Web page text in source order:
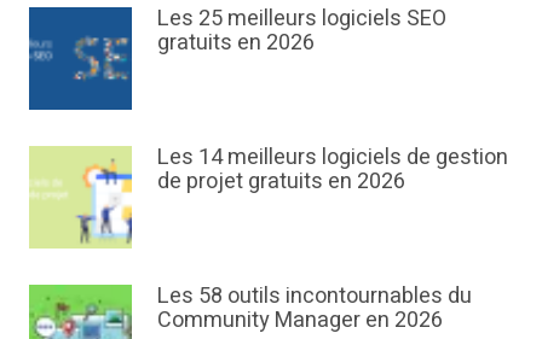
Les 25 meilleurs logiciels SEO
gratuits en 2026
Les 14 meilleurs logiciels de gestion
de projet gratuits en 2026
Les 58 outils incontournables du
Community Manager en 2026